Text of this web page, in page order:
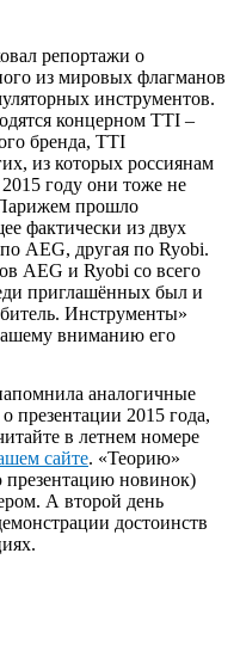
репортажи о
из мировых флагманов
инструментов.
концерном TTI –
бренда, TTI
из которых россиянам
году они тоже не
прошло
фактически из двух
AEG, другая по Ryobi.
AEG и Ryobi со всего
приглашённых был и
Инструменты»
вниманию его
аналогичные
презентации 2015 года,
в летнем номере
сайте. «Теорию»
новинок)
А второй день
достоинств